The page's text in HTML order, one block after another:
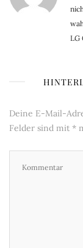
LG
Deine E-Mail-
Felder sind mit *